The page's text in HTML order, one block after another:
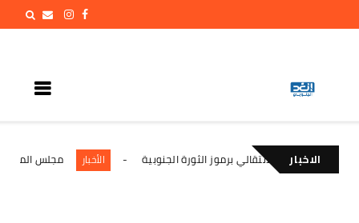
الاخبار
الانتقالي برموز الثورة الجنوبية الأخبار مجلس المستشارين